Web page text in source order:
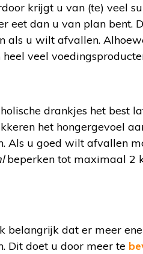
krijgt u van (te) veel
eet dan u van plan bent.
als u wilt afvallen.
veel
drankjes het best
het hongergevoel
Als u goed wilt afvallen
beperken tot maximaal 2
belangrijk dat er meer
Dit doet u door meer te